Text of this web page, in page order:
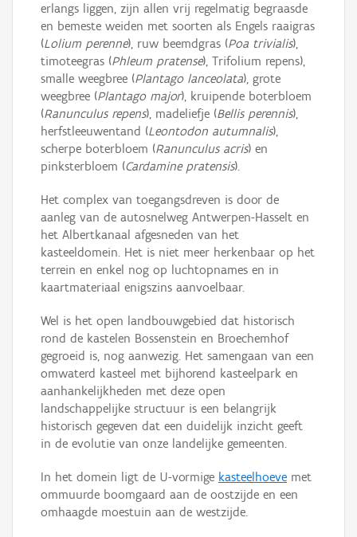
erlangs liggen, zijn allen vrij regelmatig begraasde
en bemeste weiden met soorten als Engels raaigras
(Lolium perenne), ruw beemdgras (Poa trivialis),
timoteegras (Phleum pratense), Trifolium repens),
smalle weegbree (Plantago lanceolata), grote
weegbree (Plantago major), kruipende boterbloem
(Ranunculus repens), madeliefje (Bellis perennis),
herfstleeuwentand (Leontodon autumnalis),
scherpe boterbloem (Ranunculus acris) en
pinksterbloem (Cardamine pratensis).
Het complex van toegangsdreven is door de
aanleg van de autosnelweg Antwerpen-Hasselt en
het Albertkanaal afgesneden van het
kasteeldomein. Het is niet meer herkenbaar op het
terrein en enkel nog op luchtopnames en in
kaartmateriaal enigszins aanvoelbaar.
Wel is het open landbouwgebied dat historisch
rond de kastelen Bossenstein en Broechemhof
gegroeid is, nog aanwezig. Het samengaan van een
omwaterd kasteel met bijhorend kasteelpark en
aanhankelijkheden met deze open
landschappelijke structuur is een belangrijk
historisch gegeven dat een duidelijk inzicht geeft
in de evolutie van onze landelijke gemeenten.
In het domein ligt de U-vormige kasteelhoeve met
ommuurde boomgaard aan de oostzijde en een
omhaagde moestuin aan de westzijde.